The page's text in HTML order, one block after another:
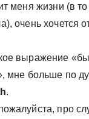
меня жизни (в
очень хочется
выражение
мне больше по
.
про